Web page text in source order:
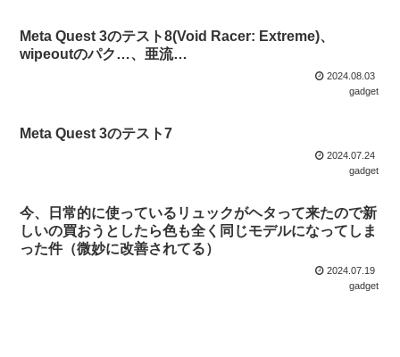
Meta Quest 3のテスト8(Void Racer: Extreme)、
wipeoutのパク…、亜流…
2024.08.03
gadget
Meta Quest 3のテスト7
2024.07.24
gadget
今、日常的に使っているリュックがヘタって来たので新
しいの買おうとしたら色も全く同じモデルになってしま
った件（微妙に改善されてる）
2024.07.19
gadget